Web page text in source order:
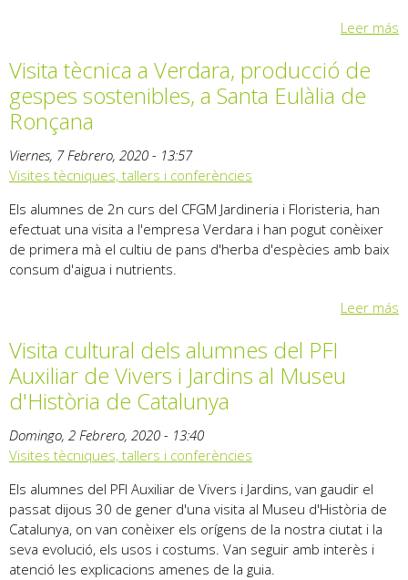
Leer más
Visita tècnica a Verdara, producció de
gespes sostenibles, a Santa Eulàlia de
Ronçana
Viernes, 7 Febrero, 2020 - 13:57
Visites tècniques, tallers i conferències
Els alumnes de 2n curs del CFGM Jardineria i Floristeria, han
efectuat una visita a l'empresa Verdara i han pogut conèixer
de primera mà el cultiu de pans d'herba d'espècies amb baix
consum d'aigua i nutrients.
Leer más
Visita cultural dels alumnes del PFI
Auxiliar de Vivers i Jardins al Museu
d'Història de Catalunya
Domingo, 2 Febrero, 2020 - 13:40
Visites tècniques, tallers i conferències
Els alumnes del PFI Auxiliar de Vivers i Jardins, van gaudir el
passat dijous 30 de gener d'una visita al Museu d'Història de
Catalunya, on van conèixer els orígens de la nostra ciutat i la
seva evolució, els usos i costums. Van seguir amb interès i
atenció les explicacions amenes de la guia.